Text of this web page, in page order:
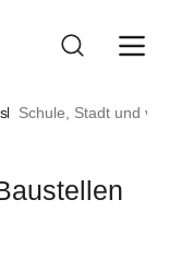
Schule, Stadt und